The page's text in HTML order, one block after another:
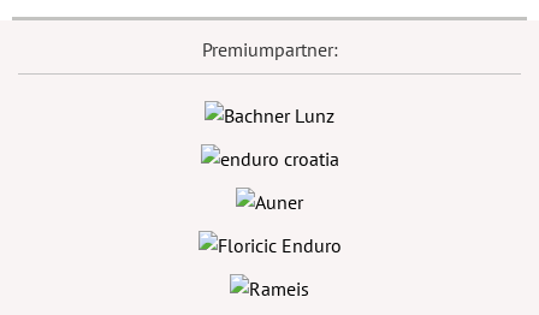
Premiumpartner: